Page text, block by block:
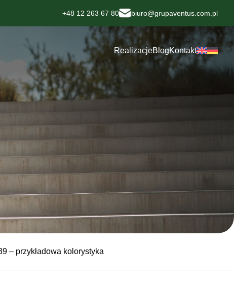
+48 12 263 67 80 biuro@grupaventus.com.pl
RealizacjeBlogKontakt
– przykładowa kolorystyka